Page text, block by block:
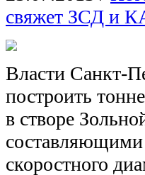
свяжет ЗСД и
Власти Санкт-
построить
в створе
составляющими
скоростного